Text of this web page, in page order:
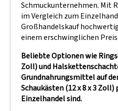
Schmuckunternehmen. Mit
im Vergleich zum
Großhandelskauf
einem erschwinglichen Preis.
Beliebte Optionen wie
Zoll) und
Grundnahrungsmittel auf
Schaukästen (12 x 8 x 3
Einzelhandel sind.